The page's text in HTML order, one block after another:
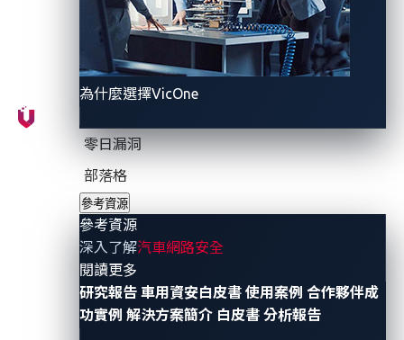
為什麼選擇VicOne
零日漏洞
部落格
參考資源
參考資源
深入了解汽車網路安全
閱讀更多
研究報告 車用資安白皮書 使用案例 合作夥伴成
功實例 解決方案簡介 白皮書 分析報告
圖 1. 聯網汽車的攻擊面向
例如，未來的聯網汽車將更依賴雲端並擁有完全數位化
的控制。雲端帶來的一些優勢的同時，同樣也帶來了風
險。正如過去經驗所知，網路犯罪分子可以針對第三方
基於雲端的應用程式，也可以創建更多與架構無關的惡
意軟體，而這些惡意軟體將會對聯網車輛產生連鎖效
應。 OEM、供應商和使用者們也得時時擔心重要的雲端
遭受攻擊，像是延遲問題、阻斷服務攻擊 (DoS) 和中間